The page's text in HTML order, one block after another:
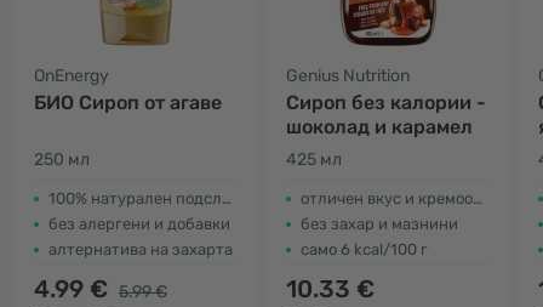
OnEnergy
БИО Сироп от агаве
250 мл
100% натурален подсладител
без алергени и добавки
алтернатива на захарта
4.99 € 5.99 €
Genius Nutrition
Сироп без калории -
шоколад и карамел
425 мл
отличен вкус и кремообразна консистенция
без захар и мазнини
само 6 kcal/100 г
10.33 €